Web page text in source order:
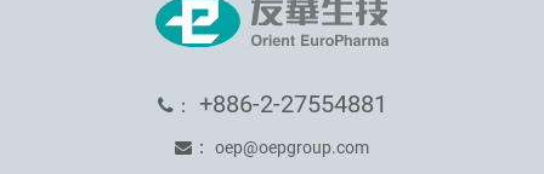
： +886-2-27554881
： oep@oepgroup.com